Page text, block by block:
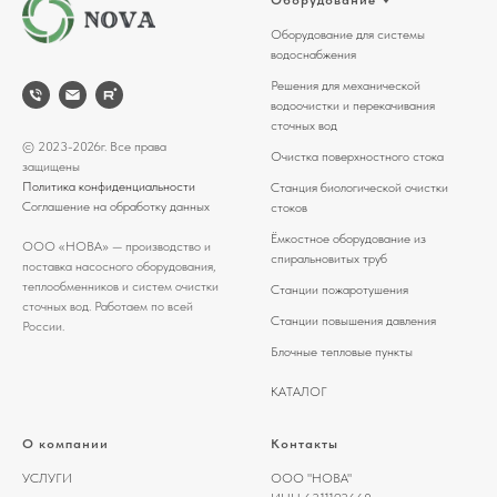
© 2023-2026г. Все права
защищены
Политика конфиденциальности
Соглашение на обработку данных
ООО «НОВА» — производство и
поставка насосного оборудования,
теплообменников и систем очистки
сточных вод. Работаем по всей
России.
Оборудование для системы
водоснабжения
Решения для механической
водоочистки и перекачивания
сточных вод
Очистка поверхностного стока
Станция биологической очистки
стоков
Ёмкостное оборудование из
спиральновитых труб
Станции пожаротушения
Станции повышения давления
Блочные тепловые пункты
КАТАЛОГ
О компании
УСЛУГИ
Контакты
ООО "НОВА"